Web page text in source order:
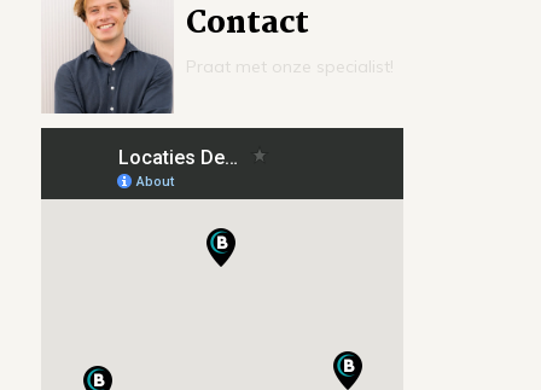
Contact
Praat met onze specialist!